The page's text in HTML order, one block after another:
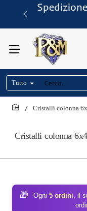
Tutto
Cerca..
Cristalli colonna
Cristalli colonna
🎁 Ogni 5 ordini, il